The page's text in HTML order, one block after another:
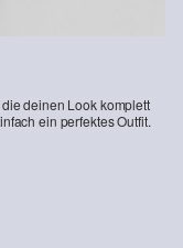
deinen Look komplett
ein perfektes Outfit.